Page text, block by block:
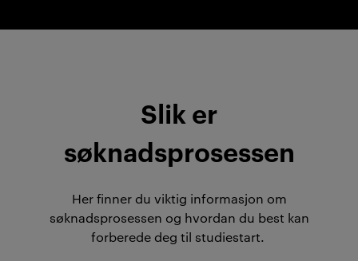
Slik er
søknadsprosessen
Her finner du viktig informasjon om
søknadsprosessen og hvordan du best kan
forberede deg til studiestart.